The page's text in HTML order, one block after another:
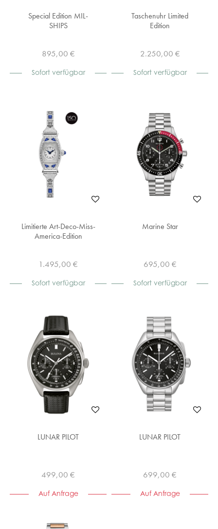
Special Edition MIL-
SHIPS
895,00 €
Sofort verfügbar
Taschenuhr Limited
Edition
2.250,00 €
Sofort verfügbar
Limitierte Art-Deco-Miss-
America-Edition
1.495,00 €
Sofort verfügbar
Marine Star
695,00 €
Sofort verfügbar
LUNAR PILOT
499,00 €
Auf Anfrage
LUNAR PILOT
699,00 €
Auf Anfrage